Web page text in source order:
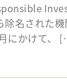
名された
にかけて、